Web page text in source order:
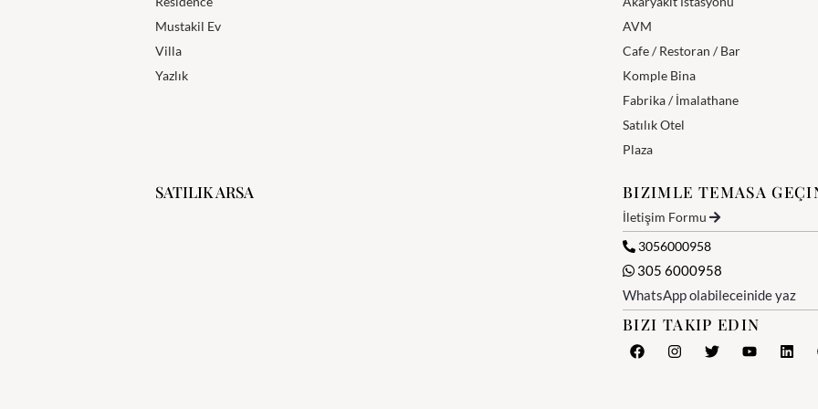
Mustakil Ev
Villa
Yazlık
AVM
Cafe / Restoran / Bar
Komple Bina
Fabrika / İmalathane
Satılık Otel
Plaza
SATILIK ARSA BIZIMLE TEMASA
İletişim Formu
3056000958
305 6000958
WhatsApp olabileceinide yaz
BIZI TAKIP EDIN